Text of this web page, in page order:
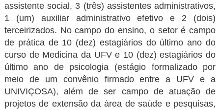
assistente social, 3 (três) assistentes administrativos,
1 (um) auxiliar administrativo efetivo e 2 (dois)
terceirizados. No campo do ensino, o setor é campo
de prática de 10 (dez) estagiários do último ano do
curso de Medicina da UFV e 10 (dez) estagiários do
último ano de psicologia (estágio formalizado por
meio de um convênio firmado entre a UFV e a
UNIVIÇOSA), além de ser campo de atuação de
projetos de extensão da área de saúde e pesquisas,